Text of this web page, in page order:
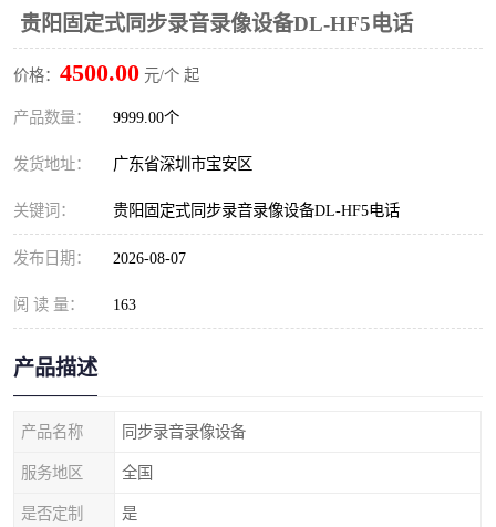
贵阳固定式同步录音录像设备DL-HF5电话
价格： 4500.00 元/个 起
产品数量： 9999.00个
发货地址： 广东省深圳市宝安区
关键词： 贵阳固定式同步录音录像设备DL-HF5电话
发布日期： 2026-08-07
阅 读 量： 163
产品描述
产品名称 同步录音录像设备
服务地区 全国
是否定制 是